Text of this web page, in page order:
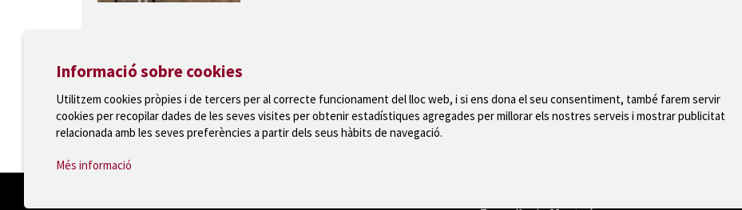
Ajuntament de Torroella de Montgrí
T 972 75 81 12 · Plaça de la Vila, 1 · 17257 Torroella de Montgrí
Mapa del web | Avís Legal
Informació sobre cookies
Utilitzem cookies pròpies i de tercers per al correcte funcionament del lloc web, i si ens dona el seu consentiment, també farem servir
cookies per recopilar dades de les seves visites per obtenir estadístiques agregades per millorar els nostres serveis i mostrar publicitat
relacionada amb les seves preferències a partir dels seus hàbits de navegació.
Més informació